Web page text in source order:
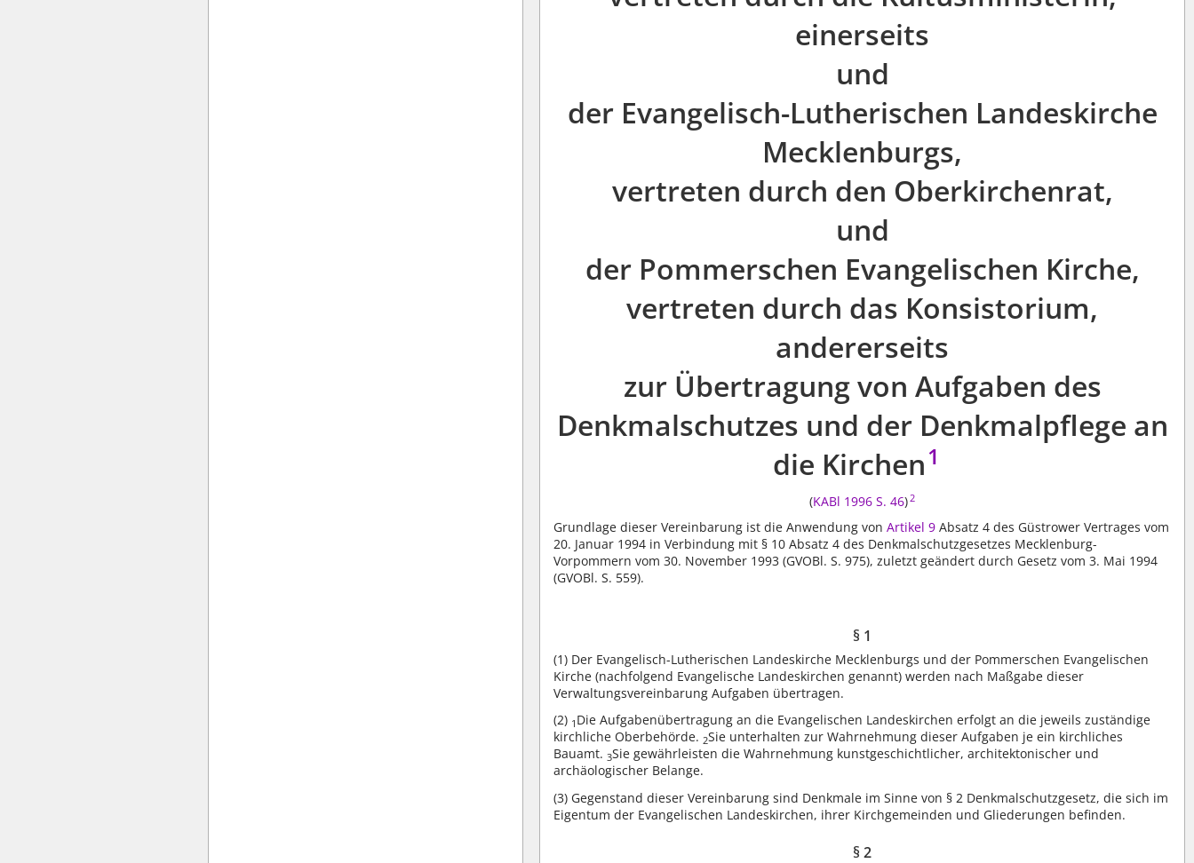
einerseits
und
der Evangelisch-Lutherischen Landeskirche
Mecklenburgs,
vertreten durch den Oberkirchenrat,
und
der Pommerschen Evangelischen Kirche,
vertreten durch das Konsistorium,
andererseits
zur Übertragung von Aufgaben des
Denkmalschutzes und der Denkmalpflege an
die Kirchen1
(KABl 1996 S. 46) 2
Grundlage dieser Vereinbarung ist die Anwendung vonArtikel 9 Absatz 4 des Güstrower Vertrages vom
20. Januar 1994 in Verbindung mit § 10 Absatz 4 des Denkmalschutzgesetzes Mecklenburg-
Vorpommern vom 30. November 1993 (GVOBl. S. 975), zuletzt geändert durch Gesetz vom 3. Mai 1994
(GVOBl. S. 559).
§ 1
(1) Der Evangelisch-Lutherischen Landeskirche Mecklenburgs und der Pommerschen Evangelischen
Kirche (nachfolgend Evangelische Landeskirchen genannt) werden nach Maßgabe dieser
Verwaltungsvereinbarung Aufgaben übertragen.
(2) 1 Die Aufgabenübertragung an die Evangelischen Landeskirchen erfolgt an die jeweils zuständige
kirchliche Oberbehörde. 2Sie unterhalten zur Wahrnehmung dieser Aufgaben je ein kirchliches
Bauamt.3Sie gewährleisten die Wahrnehmung kunstgeschichtlicher, architektonischer und
archäologischer Belange.
(3) Gegenstand dieser Vereinbarung sind Denkmale im Sinne von § 2 Denkmalschutzgesetz, die sich im
Eigentum der Evangelischen Landeskirchen, ihrer Kirchgemeinden und Gliederungen befinden.
§ 2